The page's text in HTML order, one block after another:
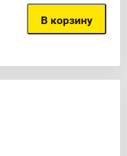
В корзину